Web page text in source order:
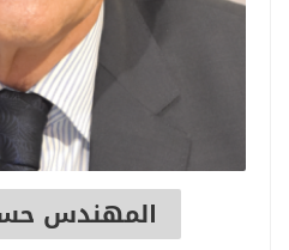
المهندس